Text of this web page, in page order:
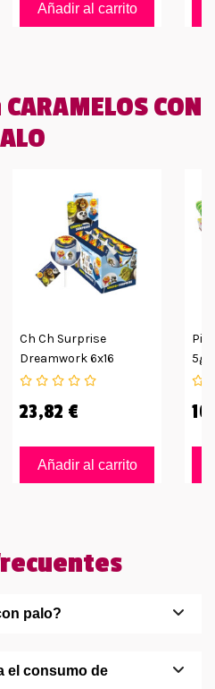
Añadir al carrito
CON
Ch Ch Surprise
Dreamwork 6x16
23,82 €
Añadir al carrito
5g
palo?
el consumo de